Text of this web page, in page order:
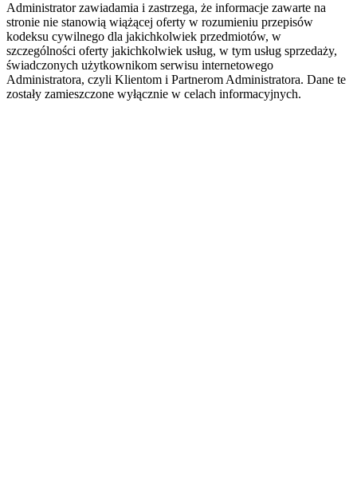
Administrator zawiadamia i zastrzega, że informacje zawarte na
stronie nie stanowią wiążącej oferty w rozumieniu przepisów
kodeksu cywilnego dla jakichkolwiek przedmiotów, w
szczególności oferty jakichkolwiek usług, w tym usług sprzedaży,
świadczonych użytkownikom serwisu internetowego
Administratora, czyli Klientom i Partnerom Administratora. Dane te
zostały zamieszczone wyłącznie w celach informacyjnych.